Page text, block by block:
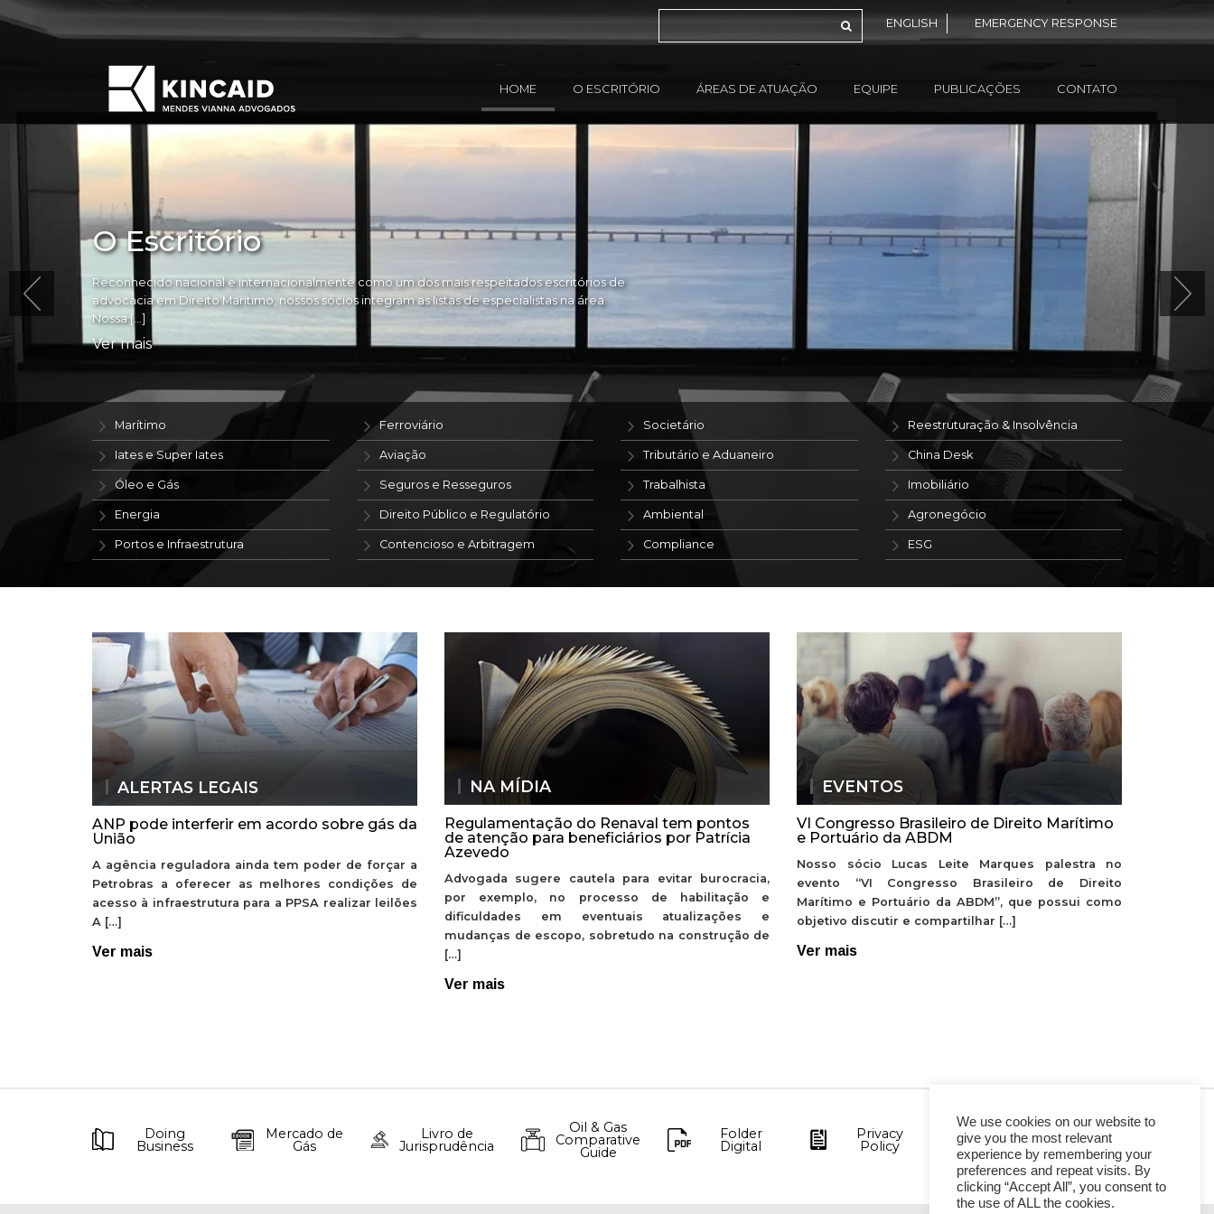
ENGLISH EMERGENCY RESPONSE
HOME O ESCRITÓRIO ÁREAS DE ATUAÇÃO EQUIPE PUBLICAÇÕES CONTATO
O Escritório
Reconhecido nacional e internacionalmente como um dos mais respeitados escritórios de
advocacia em Direito Marítimo, nossos sócios integram as listas de especialistas na área.
Nossa […]
Ver mais
Marítimo
Iates e Super Iates
Óleo e Gás
Energia
Portos e Infraestrutura
Ferroviário
Aviação
Seguros e Resseguros
Direito Público e Regulatório
Contencioso e Arbitragem
Societário
Tributário e Aduaneiro
Trabalhista
Ambiental
Compliance
Reestruturação & Insolvência
China Desk
Imobiliário
Agronegócio
ESG
ALERTAS LEGAIS
ANP pode interferir em acordo sobre gás da
União
A agência reguladora ainda tem poder de forçar a
Petrobras a oferecer as melhores condições de
acesso à infraestrutura para a PPSA realizar leilões
A […]
Ver mais
NA MÍDIA
Regulamentação do Renaval tem pontos
de atenção para beneficiários por Patrícia
Azevedo
Advogada sugere cautela para evitar burocracia,
por exemplo, no processo de habilitação e
dificuldades em eventuais atualizações e
mudanças de escopo, sobretudo na construção de
[…]
Ver mais
EVENTOS
VI Congresso Brasileiro de Direito Marítimo
e Portuário da ABDM
Nosso sócio Lucas Leite Marques palestra no
evento “VI Congresso Brasileiro de Direito
Marítimo e Portuário da ABDM”, que possui como
objetivo discutir e compartilhar […]
Ver mais
Doing
Business
Mercado de
Gás
Livro de
Jurisprudência
Oil & Gas
Comparative
Guide
Folder
Digital
Privacy
Policy
We use cookies on our website to
give you the most relevant
experience by remembering your
preferences and repeat visits. By
clicking “Accept All”, you consent to
the use of ALL the cookies.